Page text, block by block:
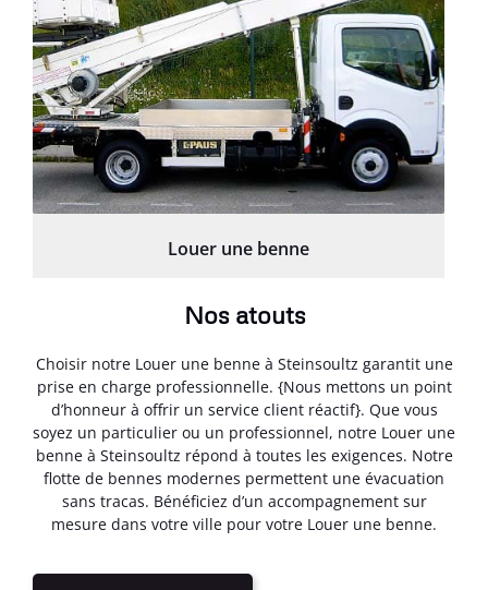
Louer une benne
Nos atouts
Choisir notre Louer une benne à Steinsoultz garantit une
prise en charge professionnelle. {Nous mettons un point
d’honneur à offrir un service client réactif}. Que vous
soyez un particulier ou un professionnel, notre Louer une
benne à Steinsoultz répond à toutes les exigences. Notre
flotte de bennes modernes permettent une évacuation
sans tracas. Bénéficiez d’un accompagnement sur
mesure dans votre ville pour votre Louer une benne.